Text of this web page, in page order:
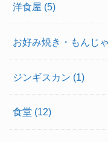
洋食屋 (5)
お好み焼き・もんじ
ジンギスカン (1)
食堂 (12)